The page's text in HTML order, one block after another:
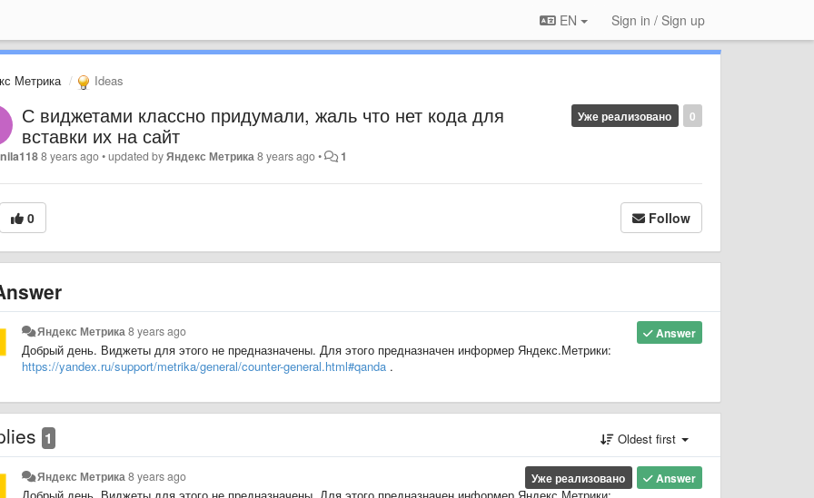
EN Sign in / Sign up
Метрика Ideas
0
Уже реализовано
С виджетами классно придумали, жаль что нет кода для
вставки их на сайт
8 years ago•updated byЯндекс Метрика 8 years ago• 1
0 Follow
Answer
Яндекс Метрика 8 years ago
Добрый день. Виджеты для этого не предназначены. Для этого предназначен информер Яндекс.Метрики:
https://yandex.ru/support/metrika/general/counter-general.html#qanda.
1 Oldest first
Answer
Уже реализовано
Яндекс Метрика 8 years ago
Добрый день. Виджеты для этого не предназначены. Для этого предназначен информер Яндекс.Метрики: